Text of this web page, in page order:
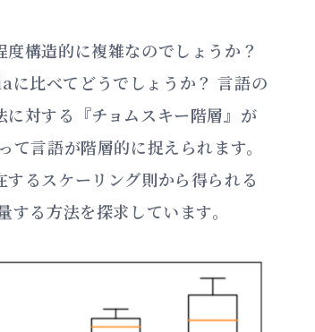
構造的に複雑なのでしょうか？
比べてどうでしょうか？ 言語の
対する『チョムスキー階層』が
言語が階層的に捉えられます。
るスケーリング則から得られる
る方法を探求しています。